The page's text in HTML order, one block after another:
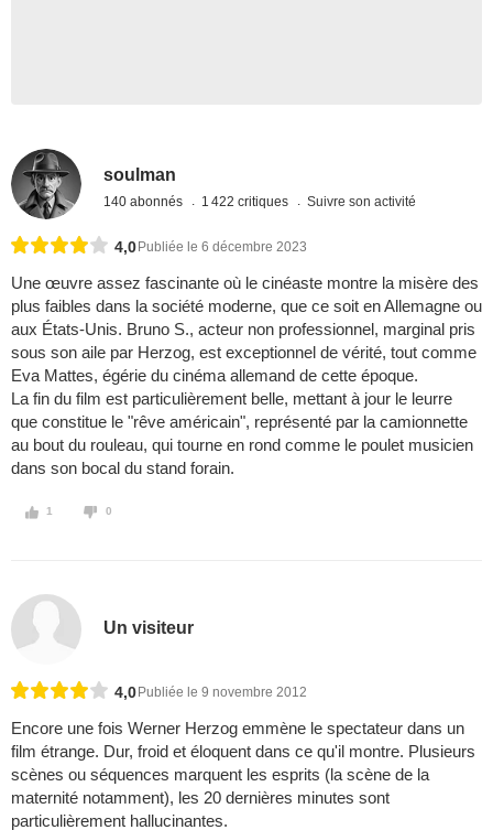
soulman
140 abonnés 1 422 critiques Suivre son activité
4,0 Publiée le 6 décembre 2023
Une œuvre assez fascinante où le cinéaste montre la misère des
plus faibles dans la société moderne, que ce soit en Allemagne ou
aux États-Unis. Bruno S., acteur non professionnel, marginal pris
sous son aile par Herzog, est exceptionnel de vérité, tout comme
Eva Mattes, égérie du cinéma allemand de cette époque.
La fin du film est particulièrement belle, mettant à jour le leurre
que constitue le "rêve américain", représenté par la camionnette
au bout du rouleau, qui tourne en rond comme le poulet musicien
dans son bocal du stand forain.
1 0
Un visiteur
4,0 Publiée le 9 novembre 2012
Encore une fois Werner Herzog emmène le spectateur dans un
film étrange. Dur, froid et éloquent dans ce qu'il montre. Plusieurs
scènes ou séquences marquent les esprits (la scène de la
maternité notamment), les 20 dernières minutes sont
particulièrement hallucinantes.